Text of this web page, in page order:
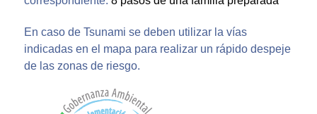
En caso de Tsunami se deben utilizar la vías
indicadas en el mapa para realizar un rápido despeje
de las zonas de riesgo.